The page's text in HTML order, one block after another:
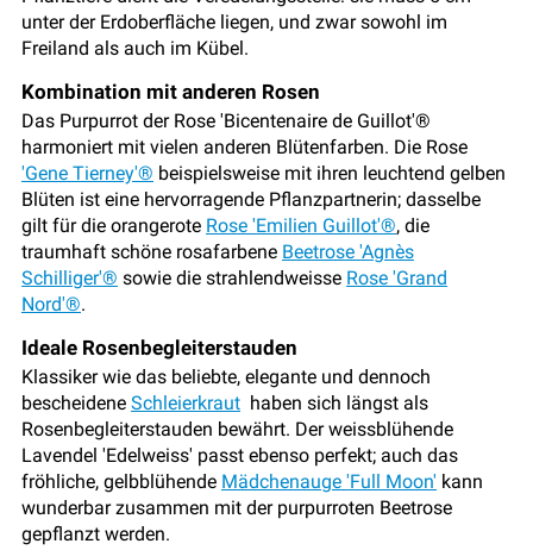
unter der Erdoberfläche liegen, und zwar sowohl im
Freiland als auch im Kübel.
Kombination mit anderen Rosen
Das Purpurrot der Rose 'Bicentenaire de Guillot'®
harmoniert mit vielen anderen Blütenfarben. Die Rose
'Gene Tierney'® beispielsweise mit ihren leuchtend gelben
Blüten ist eine hervorragende Pflanzpartnerin; dasselbe
gilt für die orangerote Rose 'Emilien Guillot'®, die
traumhaft schöne rosafarbene Beetrose 'Agnès
Schilliger'® sowie die strahlendweisse Rose 'Grand
Nord'®.
Ideale Rosenbegleiterstauden
Klassiker wie das beliebte, elegante und dennoch
bescheidene Schleierkraut haben sich längst als
Rosenbegleiterstauden bewährt. Der weissblühende
Lavendel 'Edelweiss' passt ebenso perfekt; auch das
fröhliche, gelbblühende Mädchenauge 'Full Moon' kann
wunderbar zusammen mit der purpurroten Beetrose
gepflanzt werden.